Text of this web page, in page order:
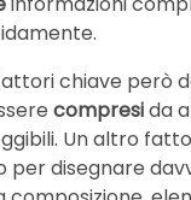
chiave però
compresida
Un altro
per disegnare